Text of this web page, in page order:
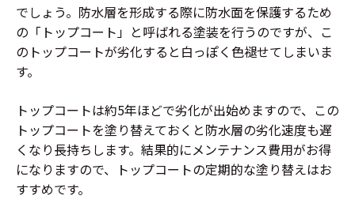
でしょう。防水層を形成する際に防水面を保護するため
の「トップコート」と呼ばれる塗装を行うのですが、こ
のトップコートが劣化すると白っぽく色褪せてしまいま
す。
トップコートは約5年ほどで劣化が出始めますので、この
トップコートを塗り替えておくと防水層の劣化速度も遅
くなり長持ちします。結果的にメンテナンス費用がお得
になりますので、トップコートの定期的な塗り替えはお
すすめです。